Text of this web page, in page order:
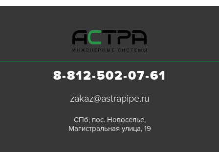
8-812-502-07-61
zakaz@astrapipe.ru
СПб, пос. Новоселье,
Магистральная улица, 19